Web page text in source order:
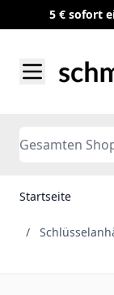
5 € sofort
Search
Startseite
/